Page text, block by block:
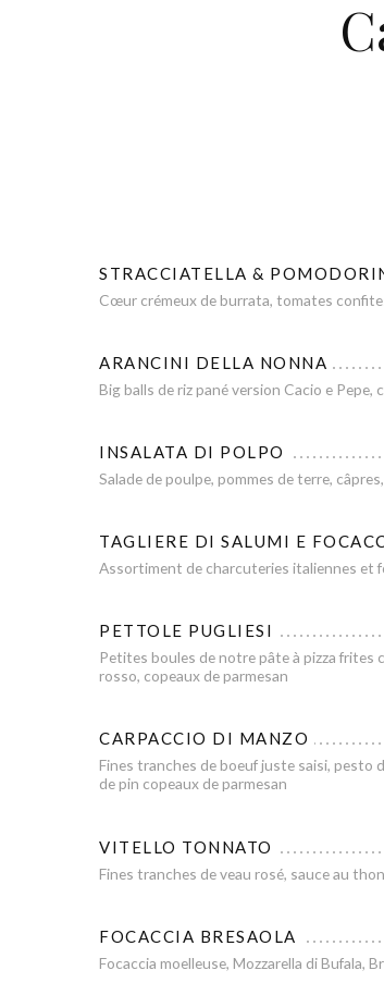
STRACCIATELLA &
Cœur crémeux de burrata, tomates
ARANCINI DELLA NONNA
Big balls de riz pané version Cacio e Pepe,
INSALATA DI POLPO
Salade de poulpe, pommes de terre,
TAGLIERE DI SALUMI E
Assortiment de charcuteries italiennes et
PETTOLE PUGLIESI
Petites boules de notre pâte à pizza frites
rosso, copeaux de parmesan
CARPACCIO DI MANZO
Fines tranches de boeuf juste saisi, pesto
de pin copeaux de parmesan
VITELLO TONNATO
Fines tranches de veau rosé, sauce au
FOCACCIA BRESAOLA
Focaccia moelleuse, Mozzarella di Bufala,